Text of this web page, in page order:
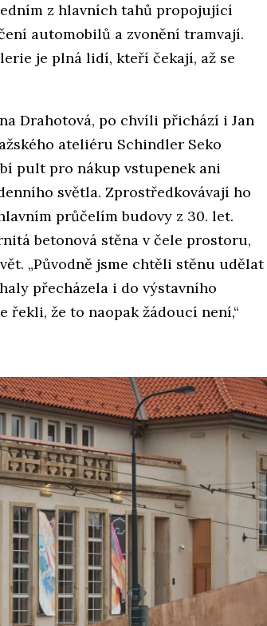
z hlavních tahů propojující
automobilů a zvonění tramvají.
je plná lidí, kteří čekají, až se
Drahotová, po chvíli přichází i Jan
ateliéru Schindler Seko
pult pro nákup vstupenek ani
světla. Zprostředkovávají ho
průčelím budovy z 30. let.
betonová stěna v čele prostoru,
„Původně jsme chtěli stěnu udělat
přecházela i do výstavního
že to naopak žádoucí není,“